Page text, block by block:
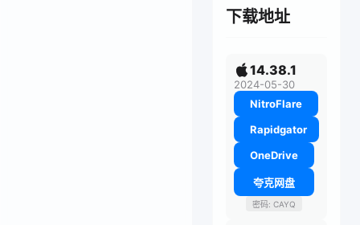
下载地址
14.38.1
2024-05-30
NitroFlare
Rapidgator
OneDrive
夸克网盘
密码: CAYQ